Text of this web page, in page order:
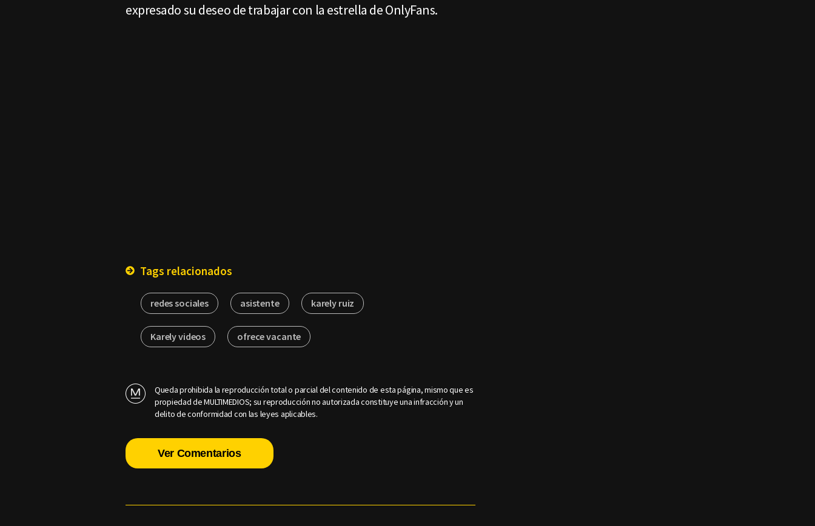
expresado su deseo de trabajar con la estrella de OnlyFans.
Tags relacionados
redes sociales asistente karely ruiz
Karely videos ofrece vacante
Queda prohibida la reproducción total o parcial del contenido de esta página, mismo que es
propiedad de MULTIMEDIOS; su reproducción no autorizada constituye una infracción y un
delito de conformidad con las leyes aplicables.
Ver Comentarios